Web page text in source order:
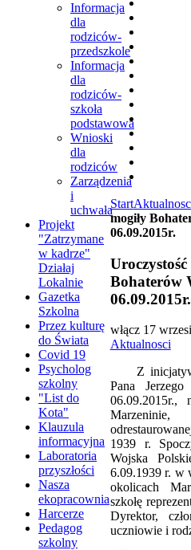
Start
mogiły
06.09.2015r.
Uroczystość
Bohaterów
06.09.2015r.
włącz 17
Aktualnosci
Z inicjatywy
Pana
06.09.2015r.,
1939 r.
Wojska
6.09.1939 r. w
okolicach
szkołę
Dyrektor,
uczniowie i
Informacja
dla
rodziców-
przedszkole
Informacja
dla
rodziców-
szkoła
podstawowa
Wnioski
dla
rodziców
Zarządzenia
i
uchwała
Projekt
"Zatrzymane
w kadrze"
Działaj
Lokalnie
Gazetka
Szkolna
Przez kulturę
do Świata
Covid 19
Psycholog
szkolny
"List do
Kota"
Klauzula
informacyjna
Laboratoria
przyszłości
Nasza
ekopracownia
Harcerze
Pedagog
szkolny